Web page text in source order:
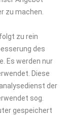
zu machen.
zu rein
des
. Es werden nur
Diese
der
sog.
gespeichert